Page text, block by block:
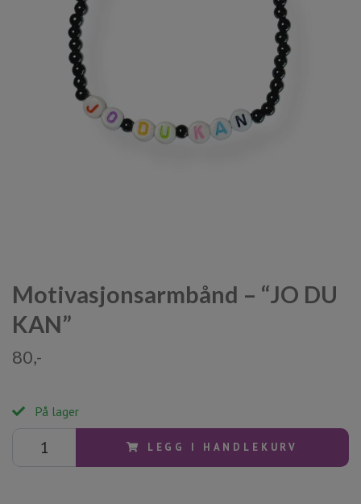
Motivasjonsarmbånd – “JO DU
KAN”
80,-
På lager
LEGG I HANDLEKURV